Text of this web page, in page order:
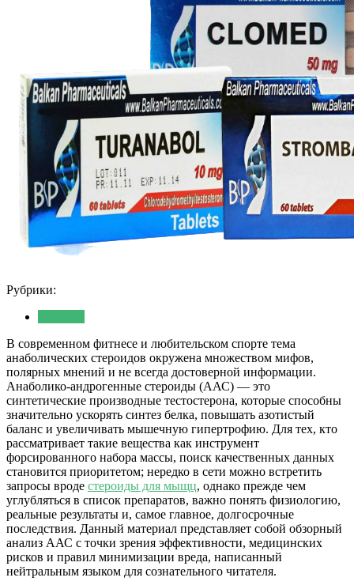
Рубрики:
В современном фитнесе и любительском спорте тема
анаболических стероидов окружена множеством мифов,
полярных мнений и не всегда достоверной информации.
Анаболико-андрогенные стероиды (ААС) — это
синтетические производные тестостерона, которые способны
значительно ускорять синтез белка, повышать азотистый
баланс и увеличивать мышечную гипертрофию. Для тех, кто
рассматривает такие вещества как инструмент
форсированного набора массы, поиск качественных данных
становится приоритетом; нередко в сети можно встретить
запросы вроде стероиды для мыщц, однако прежде чем
углубляться в список препаратов, важно понять физиологию,
реальные результаты и, самое главное, долгосрочные
последствия. Данный материал представляет собой обзорный
анализ ААС с точки зрения эффективности, медицинских
рисков и правил минимизации вреда, написанный
нейтральным языком для сознательного читателя.